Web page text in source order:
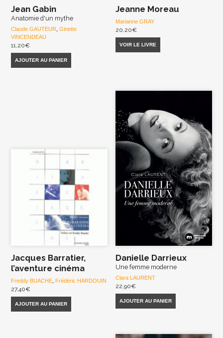
Jean Gabin
Anatomie d'un mythe
Claude GAUTEUR ,Ginette
VINCENDEAU
11,20€
AJOUTER AU PANIER
Jeanne Moreau
Marianne GRAY
20,20€
VOIR LE LIVRE
Jacques Barratier,
l’aventure cinéma
Freddy BUACHE ,Frédéric HARDOUIN
27,40€
AJOUTER AU PANIER
Danielle Darrieux
Une femme moderne
Clara LAURENT
22,90€
AJOUTER AU PANIER